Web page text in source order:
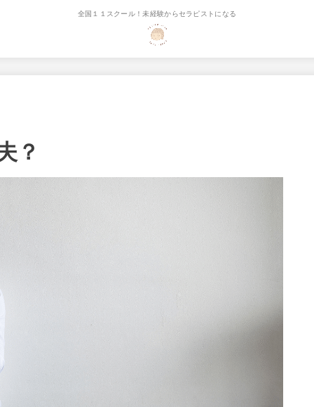
全国１１スクール！未経験からセラピストになる
？